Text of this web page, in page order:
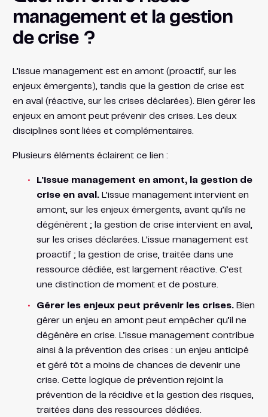
management et la gestion
de crise ?
L’issue management est en amont (proactif, sur les
enjeux émergents), tandis que la gestion de crise est
en aval (réactive, sur les crises déclarées). Bien gérer les
enjeux en amont peut prévenir des crises. Les deux
disciplines sont liées et complémentaires.
Plusieurs éléments éclairent ce lien :
L’issue management en amont, la gestion de
crise en aval.L’issue management intervient en
amont, sur les enjeux émergents, avant qu’ils ne
dégénèrent ; la gestion de crise intervient en aval,
sur les crises déclarées. L’issue management est
proactif ; la gestion de crise, traitée dans une
ressource dédiée, est largement réactive. C’est
une distinction de moment et de posture.
Gérer les enjeux peut prévenir les crises.Bien
gérer un enjeu en amont peut empêcher qu’il ne
dégénère en crise. L’issue management contribue
ainsi à la prévention des crises : un enjeu anticipé
et géré tôt a moins de chances de devenir une
crise. Cette logique de prévention rejoint la
prévention de la récidive et la gestion des risques,
traitées dans des ressources dédiées.